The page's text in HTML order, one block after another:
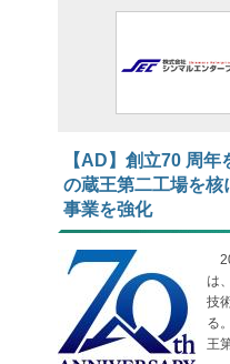
【AD】​​​​​​​創立70 周
の蔵王第二工場を
事業を強化
は
技
る
王